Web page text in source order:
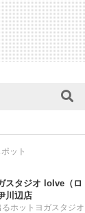
ット
スタジオ loIve（ロ
川辺店
ホットヨガスタジオ